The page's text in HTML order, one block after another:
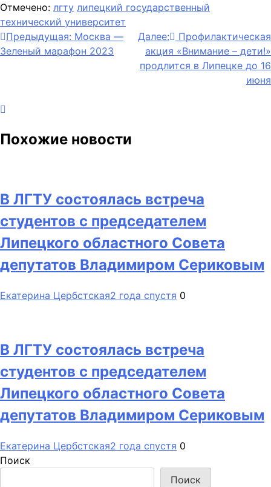
Отмечено: лгту липецкий государственный
технический университет
Навигация
по
Предыдущая: Москва —
Зеленый марафон 2023
Далее:
Профилактическая
акция «Внимание – дети!»
продлится в Липецке до 16
июня
Похожие новости
В ЛГТУ состоялась встреча
студентов с председателем
Липецкого областного Совета
депутатов Владимиром Сериковым
Екатерина Цербстская2 года спустя 0
В ЛГТУ состоялась встреча
студентов с председателем
Липецкого областного Совета
депутатов Владимиром Сериковым
Екатерина Цербстская2 года спустя 0
Поиск
Поиск